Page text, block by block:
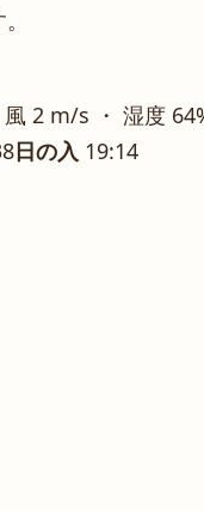
2 m/s ・ 湿度
日の入 19:14